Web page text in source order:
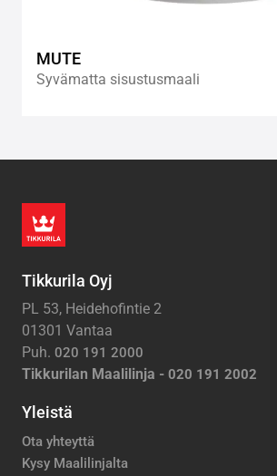
MUTE
Syvämatta sisustusmaali
Tikkurila Oyj
PL 53, Heidehofintie 2
01301 Vantaa
Puh. 020 191 2000
Tikkurilan Maalilinja - 020 191 2002
Yleistä
Ota yhteyttä
Kysy Maalilinjalta